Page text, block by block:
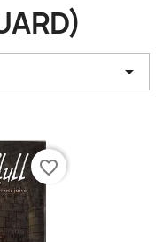

favorite_border